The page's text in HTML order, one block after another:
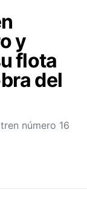
y
flota
del
número 16